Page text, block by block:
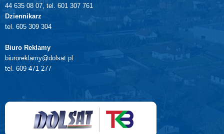
44 635 08 07, tel. 601 307 761
Dziennikarz
tel. 605 309 304
Biuro Reklamy
biuroreklamy@dolsat.pl
tel. 609 471 277